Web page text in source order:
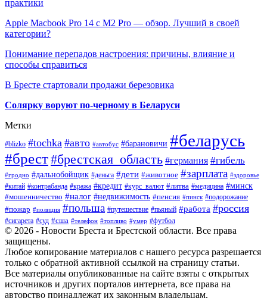
практики
Apple Macbook Pro 14 с M2 Pro — обзор. Лучший в своей
категории?
Понимание перепадов настроения: причины, влияние и
способы справиться
В Бресте стартовали продажи березовика
Солярку воруют по-черному в Беларуси
Метки
#blizko #tochka #авто #автобус #барановичи #беларусь
#брест#брестская_область #германия #гибель
#гродно #дальнобойщик #деньга #дети #животное #зарплата #здоровье
#китай #контрабанда #кража #кредит #курс_валют #литва #медицина #минск
#мошенничество #налог #недвижимость #пенсия #пинск #подорожание
#пожар #полиция #польша #путешествие #пьяный #работа #россия
#сигарета #суд #сша #телефон #топливо #умер #футбол
© 2026 - Новости Бреста и Брестской области. Все права
защищены.
Любое копирование материалов с нашего ресурса разрешается
только с обратной активной ссылкой на страницу статьи.
Все материалы опубликованные на сайте взяты с открытых
источников и других порталов интернета, все права на
авторство принадлежат их законным владельцам.